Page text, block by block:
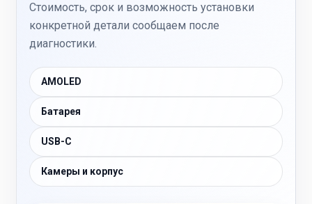
Стоимость, срок и возможность установки
конкретной детали сообщаем после
диагностики.
AMOLED
Батарея
USB-C
Камеры и корпус